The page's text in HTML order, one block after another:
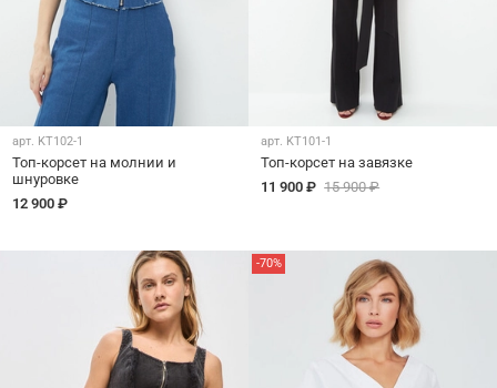
арт. KT102-1
Топ-корсет на молнии и
шнуровке
12 900 ₽
арт. KT101-1
Топ-корсет на завязке
11 900 ₽ 15 900 ₽
-70%